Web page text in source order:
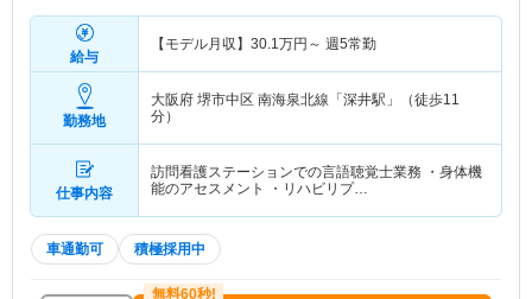
給与
【モデル月収】 30.1万円～ 週5常勤
勤務地
大阪府 堺市中区 南海泉北線「深井駅」（徒歩11
分）
仕事内容
訪問看護ステーションでの言語聴覚士業務 ・身体機
能のアセスメント ・リハビリプ…
車通勤可 積極採用中